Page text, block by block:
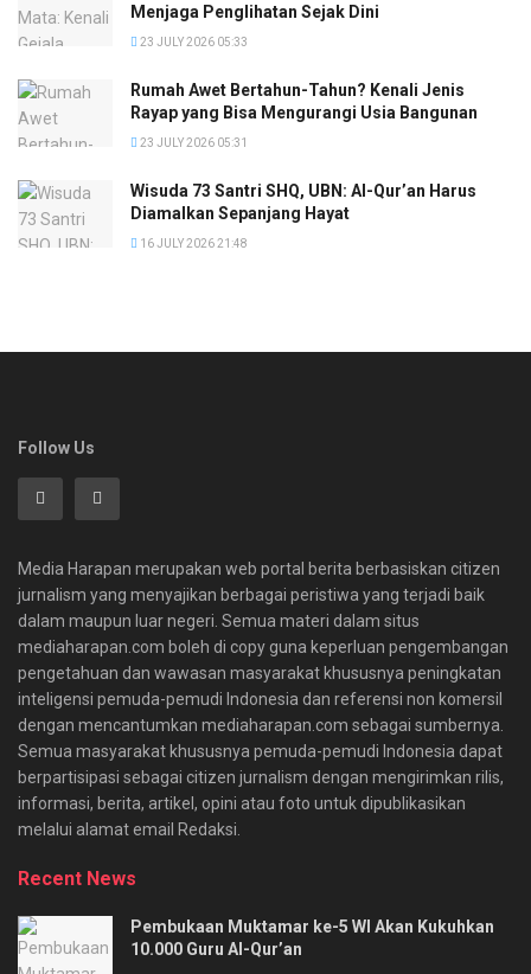
Menjaga Penglihatan Sejak Dini
23 JULY 2026 05:33
Rumah Awet Bertahun-Tahun? Kenali Jenis
Rayap yang Bisa Mengurangi Usia Bangunan
23 JULY 2026 05:31
Wisuda 73 Santri SHQ, UBN: Al-Qur’an Harus
Diamalkan Sepanjang Hayat
16 JULY 2026 21:48
Follow Us
Media Harapan merupakan web portal berita berbasiskan citizen
jurnalism yang menyajikan berbagai peristiwa yang terjadi baik
dalam maupun luar negeri. Semua materi dalam situs
mediaharapan.com boleh di copy guna keperluan pengembangan
pengetahuan dan wawasan masyarakat khususnya peningkatan
inteligensi pemuda-pemudi Indonesia dan referensi non komersil
dengan mencantumkan mediaharapan.com sebagai sumbernya.
Semua masyarakat khususnya pemuda-pemudi Indonesia dapat
berpartisipasi sebagai citizen jurnalism dengan mengirimkan rilis,
informasi, berita, artikel, opini atau foto untuk dipublikasikan
melalui alamat email Redaksi.
Recent News
Pembukaan Muktamar ke-5 WI Akan Kukuhkan
10.000 Guru Al-Qur’an